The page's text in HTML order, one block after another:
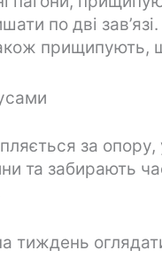
по дві
прищипують,
за
та забирають
тиждень